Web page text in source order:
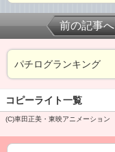
前の記事へ
パチログランキング
コピーライト一覧
(C)車田正美・東映アニメーション